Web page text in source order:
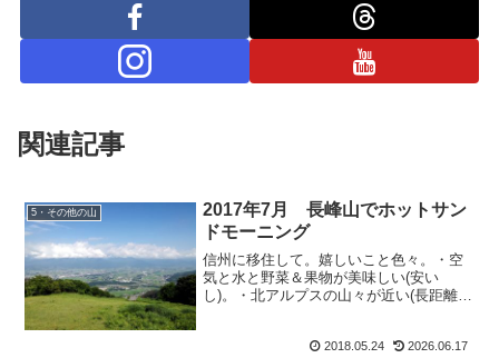
関連記事
5・その他の山
2017年7月 長峰山でホットサン
ドモーニング
信州に移住して。嬉しいこと色々。・空
気と水と野菜＆果物が美味しい(安い
し)。・北アルプスの山々が近い(長距離移
い！そして、とっても手軽に出来るこ
2018.05.24 2026.06.17